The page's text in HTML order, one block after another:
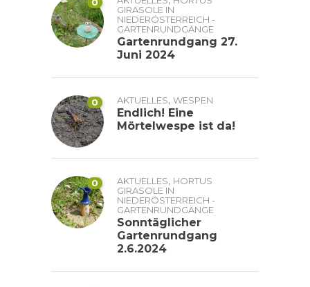
0
GIRASOLE IN
NIEDERÖSTERREICH -
GARTENRUNDGÄNGE
Gartenrundgang 27.
Juni 2024
0 AKTUELLES, WESPEN
Endlich! Eine
Mörtelwespe ist da!
0 AKTUELLES, HORTUS
GIRASOLE IN
NIEDERÖSTERREICH -
GARTENRUNDGÄNGE
Sonntäglicher
Gartenrundgang
2.6.2024